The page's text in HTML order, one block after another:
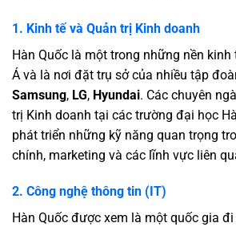
1. Kinh tế và Quản trị Kinh doanh
Hàn Quốc là một trong những nền
Á và là nơi đặt trụ sở của nhiều tập
Samsung, LG, Hyundai. Các chuyên
trị Kinh doanh tại các trường đại học
phát triển những kỹ năng quan trọng
chính, marketing và các lĩnh vực liên
2. Công nghệ thông tin (IT)
Hàn Quốc được xem là một quốc gia